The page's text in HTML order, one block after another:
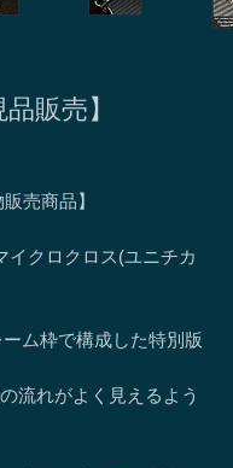
販売】
売商品】
イクロクロス(ユニチカ
ム枠で構成した特別版
流れがよく見えるよう